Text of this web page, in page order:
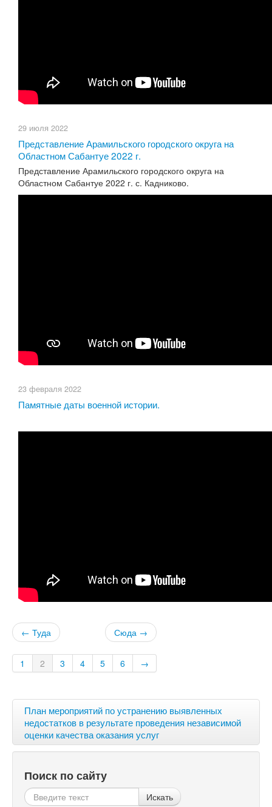
29 июля 2022
Представление Арамильского городского округа на
Областном Сабантуе 2022 г.
Представление Арамильского городского округа на
Областном Сабантуе 2022 г. с. Кадниково.
23 февраля 2022
Памятные даты военной истории.
← Туда Сюда →
1 2 3 4 5 6 →
План мероприятий по устранению выявленных
недостатков в результате проведения независимой
оценки качества оказания услуг
Поиск по сайту
Искать